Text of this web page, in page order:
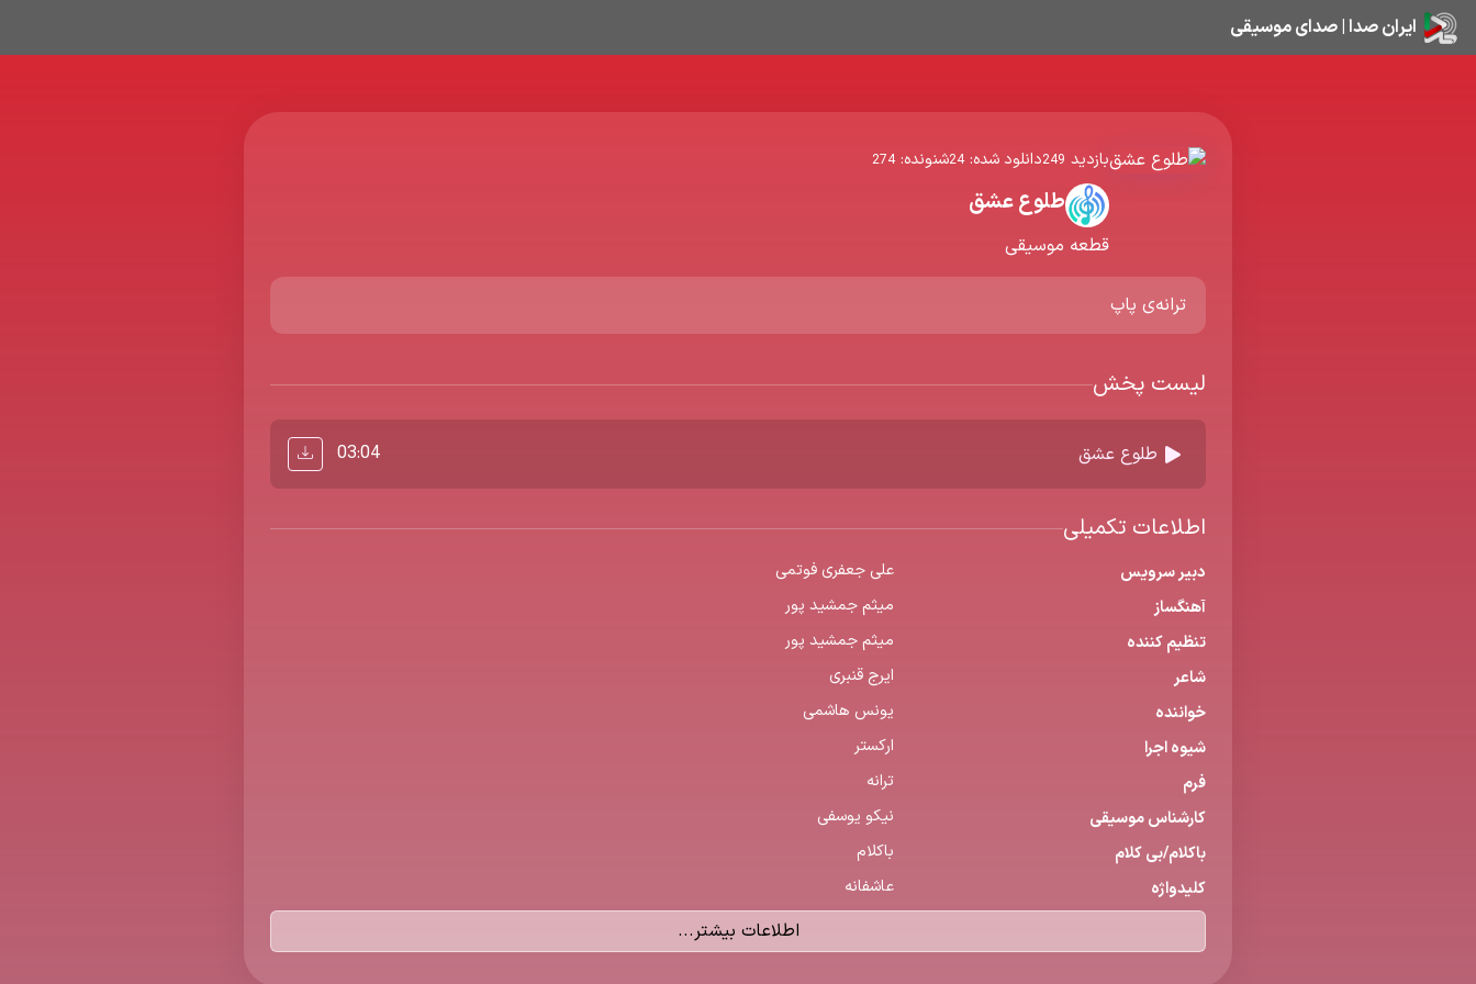
ایران صدا | صدای موسیقی
بازدید 249دانلود شده: 24شنونده: 274
طلوع عشق
قطعه موسیقی
ترانه‌ی پاپ
لیست پخش
طلوع عشق 03:04
اطلاعات تکمیلی
دبیر سرویس
علی جعفری فوتمی
آهنگساز
میثم جمشید پور
تنظیم كننده
میثم جمشید پور
شاعر
ایرج قنبری
خواننده
یونس هاشمی
شیوه اجرا
ارکستر
فرم
ترانه
كارشناس موسیقی
نیکو یوسفی
باكلام/بی كلام
باکلام
كلیدواژه
عاشفانه
اطلاعات بیشتر...